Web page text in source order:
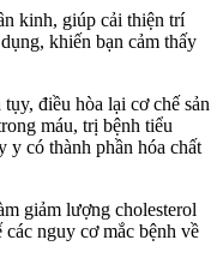
kinh, giúp cải thiện trí
khiến bạn cảm thấy
điều hòa lại cơ chế sản
máu, trị bệnh tiểu
y có thành phần hóa chất
giảm lượng cholesterol
nguy cơ mắc bệnh về